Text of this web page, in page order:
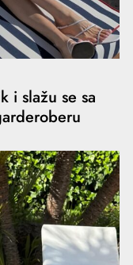
i slažu se sa